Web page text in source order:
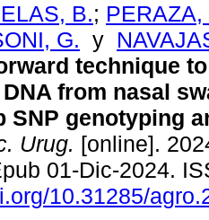
B.; PERAZA,
G. y
technique
from nasal
SNP genotyping
Urug. [online].
01-Dic-2024.
10.31285/